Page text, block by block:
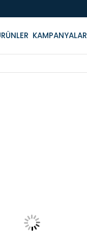
KAMPANYALAR